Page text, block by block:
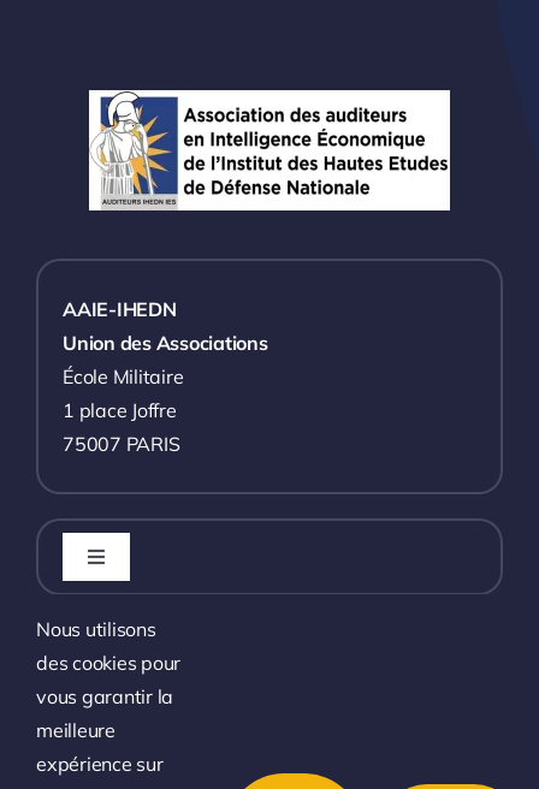
AAIE-IHEDN
Union des Associations
École Militaire
1 place Joffre
75007 PARIS
Toggle
Navigation
L’association
L’actualité
Liens utiles
Toggle
Navigation
Les événements à venir
Toggle
Nous utilisons
des cookies pour
vous garantir la
meilleure
expérience sur